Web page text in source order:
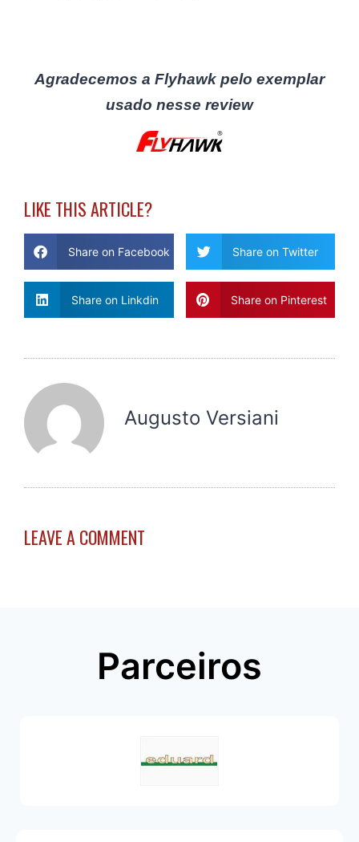
Agradecemos a Flyhawk pelo exemplar
usado nesse review
LIKE THIS ARTICLE?
Share on Facebook Share on Twitter
Share on Linkdin Share on Pinterest
Augusto Versiani
LEAVE A COMMENT
Parceiros